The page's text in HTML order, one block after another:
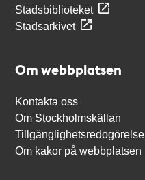
Stadsbiblioteket
Stadsarkivet
Om webbplatsen
Kontakta oss
Om Stockholmskällan
Tillgänglighetsredogörelse
Om kakor på webbplatsen